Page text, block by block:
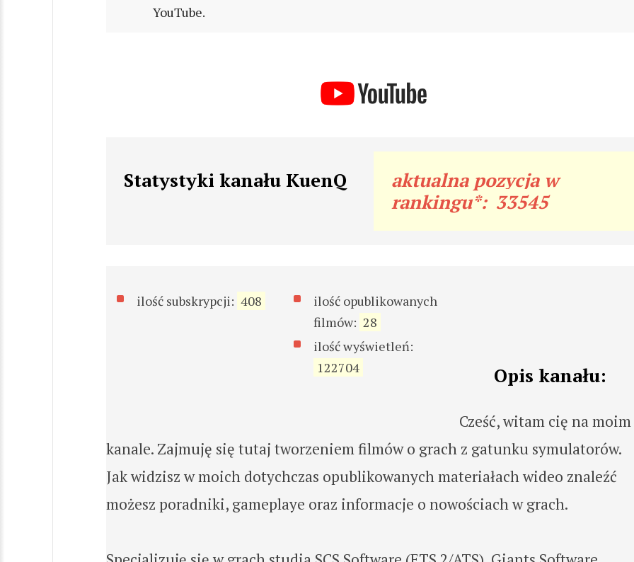
YouTube.
Statystyki kanału KuenQ
aktualna pozycja w
rankingu*: 33545
ilość subskrypcji: 408
ilość opublikowanych
filmów: 28
ilość wyświetleń:
122704
Opis kanału:
Cześć, witam cię na moim
kanale. Zajmuję się tutaj tworzeniem filmów o grach z gatunku symulatorów.
Jak widzisz w moich dotychczas opublikowanych materiałach wideo znaleźć
możesz poradniki, gameplaye oraz informacje o nowościach w grach.